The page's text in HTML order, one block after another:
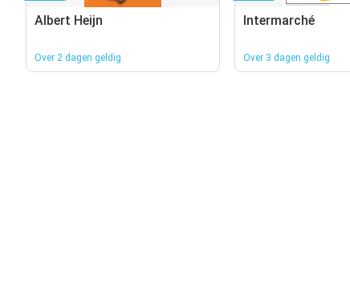
Albert Heijn
Over 2 dagen geldig
Intermarché
Over 3 dagen geldig